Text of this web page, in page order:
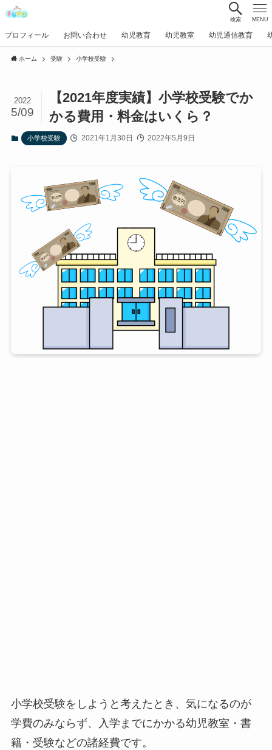
検索 MENU
プロフィール お問い合わせ 幼児教育 幼児教室 幼児通信教育
ホーム 受験 小学校受験
【2021年度実績】小学校受験でか
かる費用・料金はいくら？
2022
5/09
小学校受験 2021年1月30日 2022年5月9日
小学校受験をしようと考えたとき、気になるのが
学費のみならず、入学までにかかる幼児教室・書
籍・受験などの諸経費です。